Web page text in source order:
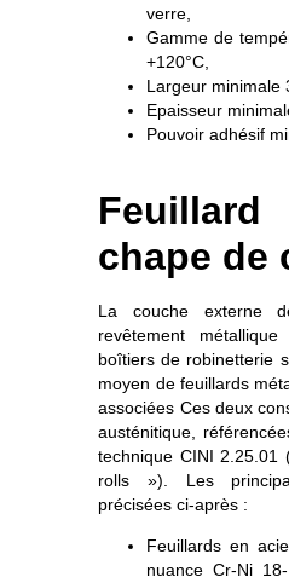
verre,
Gamme de
+120°C,
Largeur minimale
Epaisseur
Pouvoir adhésif
Feuillard
chape de
La couche externe
revêtement
boîtiers de robinetterie
moyen de feuillards
associées Ces deux
austénitique,
technique CINI 2.25.01
rolls »). Les
précisées ci-après :
Feuillards en
nuance Cr-Ni